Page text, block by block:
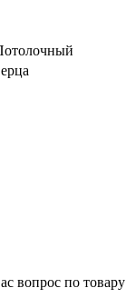
вопрос по товару